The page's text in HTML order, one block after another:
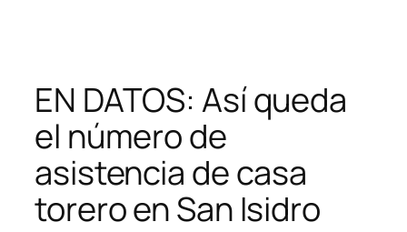
EN DATOS: Así queda
el número de
asistencia de casa
torero en San Isidro